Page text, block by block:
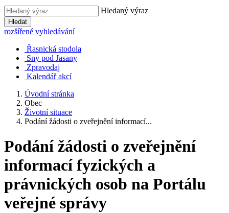
Hledaný výraz
Hledat
rozšířené vyhledávání
Řasnická stodola
Sny pod Jasany
Zpravodaj
Kalendář akcí
Úvodní stránka
Obec
Životní situace
Podání žádosti o zveřejnění informací...
Podání žádosti o zveřejnění
informací fyzických a
právnických osob na Portálu
veřejné správy